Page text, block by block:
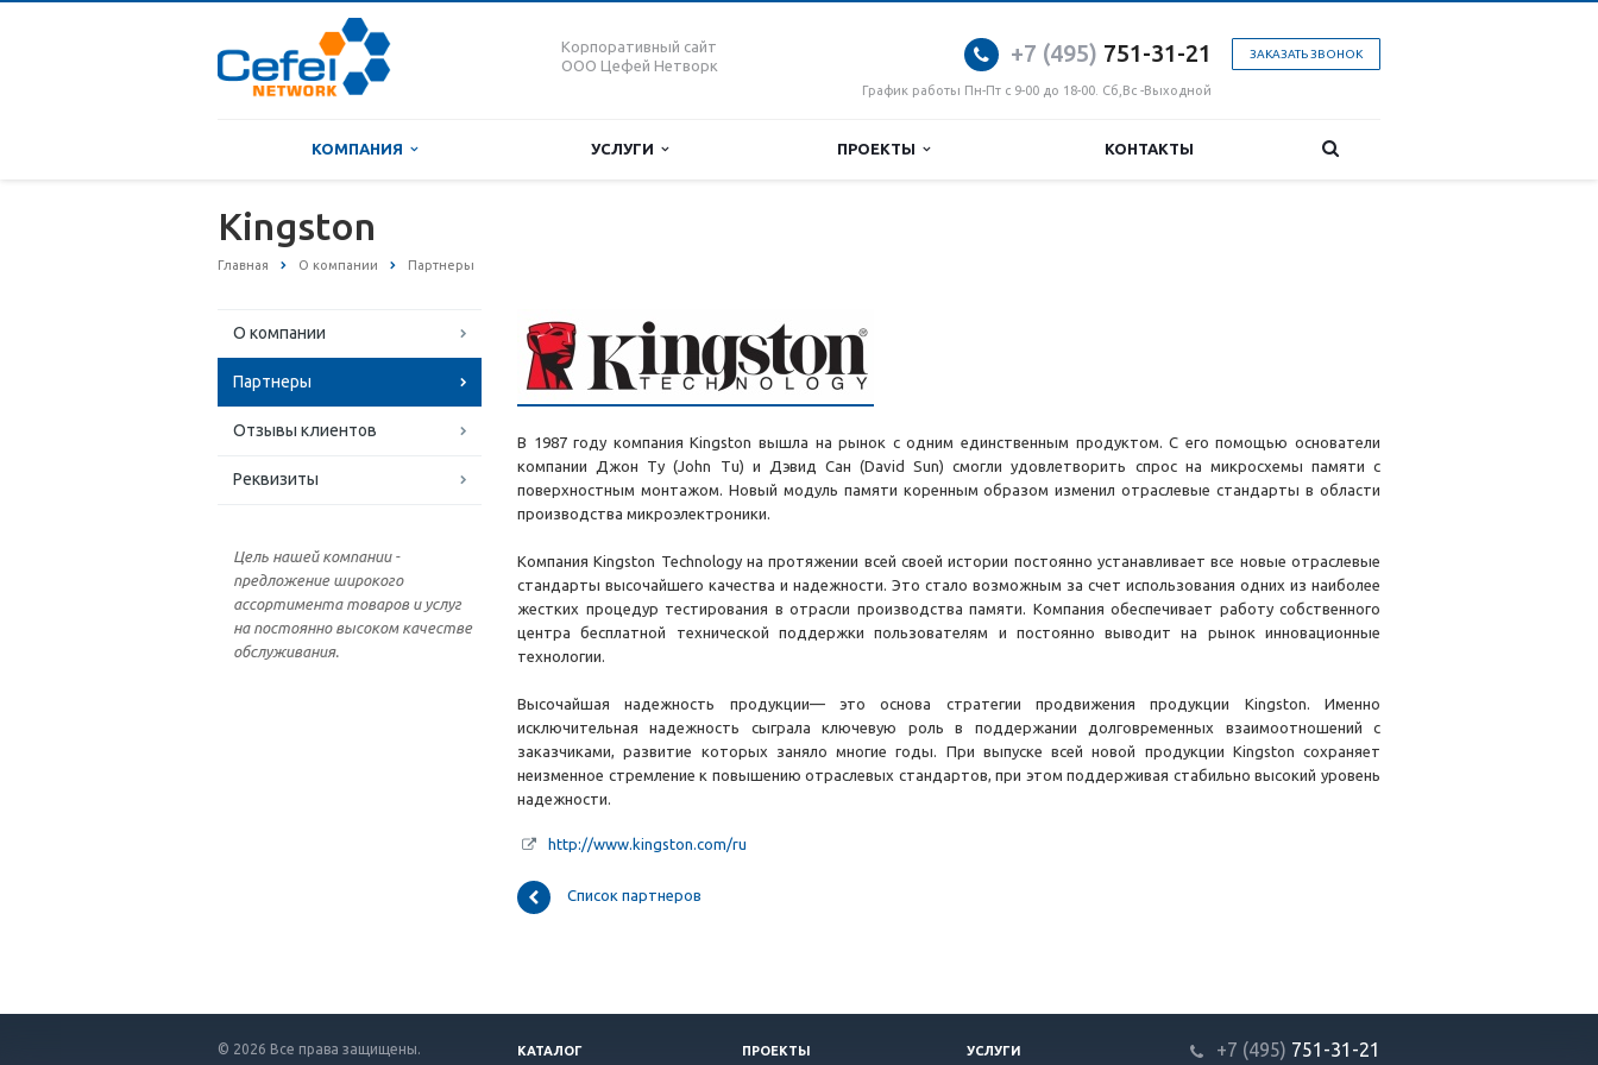
Корпоративный сайт
ООО Цефей Нетворк
ЗАКАЗАТЬ ЗВОНОК
+7 (495) 751-31-21
График работы Пн-Пт с 9-00 до 18-00. Сб,Вс -Выходной
КОМПАНИЯ УСЛУГИ ПРОЕКТЫ КОНТАКТЫ
Kingston
Главная О компании Партнеры
О компании
Партнеры
Отзывы клиентов
Реквизиты
Цель нашей компании -
предложение широкого
ассортимента товаров и услуг
на постоянно высоком качестве
обслуживания.
В 1987 году компания Kingston вышла на рынок с одним единственным продуктом. С его помощью основатели
компании Джон Ту (John Tu) и Дэвид Сан (David Sun) смогли удовлетворить спрос на микросхемы памяти с
поверхностным монтажом. Новый модуль памяти коренным образом изменил отраслевые стандарты в области
производства микроэлектроники.
Компания Kingston Technology на протяжении всей своей истории постоянно устанавливает все новые отраслевые
стандарты высочайшего качества и надежности. Это стало возможным за счет использования одних из наиболее
жестких процедур тестирования в отрасли производства памяти. Компания обеспечивает работу собственного
центра бесплатной технической поддержки пользователям и постоянно выводит на рынок инновационные
технологии.
Высочайшая надежность продукции— это основа стратегии продвижения продукции Kingston. Именно
исключительная надежность сыграла ключевую роль в поддержании долговременных взаимоотношений с
заказчиками, развитие которых заняло многие годы. При выпуске всей новой продукции Kingston сохраняет
неизменное стремление к повышению отраслевых стандартов, при этом поддерживая стабильно высокий уровень
надежности.
http://www.kingston.com/ru
Список партнеров
© 2026 Все права защищены. КАТАЛОГ ПРОЕКТЫ УСЛУГИ +7 (495) 751-31 -21